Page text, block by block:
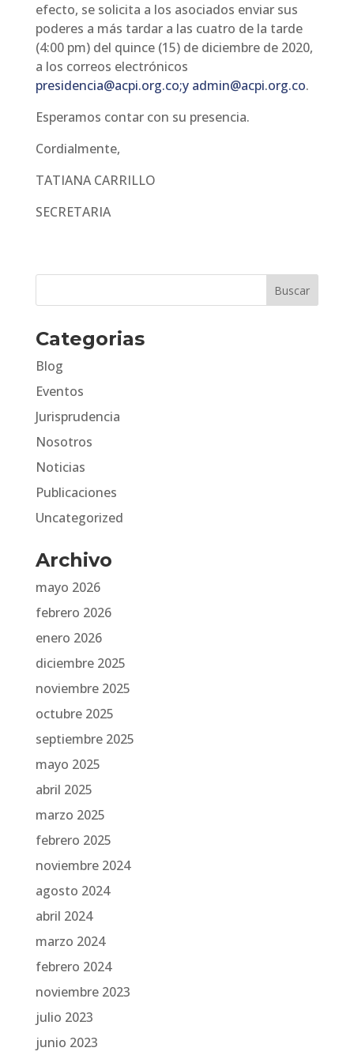
efecto, se solicita a los asociados enviar sus
poderes a más tardar a las cuatro de la tarde
(4:00 pm) del quince (15) de diciembre de 2020,
a los correos electrónicos
presidencia@acpi.org.co;y admin@acpi.org.co.
Esperamos contar con su presencia.
Cordialmente,
TATIANA CARRILLO
SECRETARIA
Categorias
Blog
Eventos
Jurisprudencia
Nosotros
Noticias
Publicaciones
Uncategorized
Archivo
mayo 2026
febrero 2026
enero 2026
diciembre 2025
noviembre 2025
octubre 2025
septiembre 2025
mayo 2025
abril 2025
marzo 2025
febrero 2025
noviembre 2024
agosto 2024
abril 2024
marzo 2024
febrero 2024
noviembre 2023
julio 2023
junio 2023